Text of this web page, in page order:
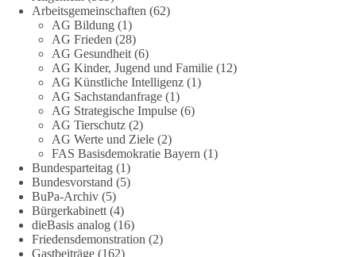
Quellen:https://apollo-news.net/geheimplan-energiekrise-
bundesnetzagentur-bereitet-sich-auf-strommangel-ueber-
mehrere-tage-bis-wochen-vor/
https://www.merkur.de/deutschland/der-geheimplan-gegen-
stromausfalle-der-bundesnetzagentur-zr-94423201.html?
utm_source=chatgpt.com
🟩🟩🟦🟦🟥🟥🟧🟧
Wieder ein Beispiel dafür, warum wir 1 Milliarde für freie
Medien fordern sollten: 👉 Jetzt Petition unterzeichnen
#dieBasis #Energie #Versorgungssicherheit
#Technologieoffen #Resilienz
Arbeitsgemeinschaften (62)
AG Bildung (1)
AG Frieden (28)
AG Gesundheit(6)
AG Kinder, Jugend und Familie (12)
AG Künstliche Intelligenz (1)
AG Sachstandanfrage (1)
AG Strategische Impulse (6)
AG Tierschutz (2)
AG Werte und Ziele (2)
FAS Basisdemokratie Bayern (1)
Bundesparteitag (1)
Bundesvorstand (5)
BuPa-Archiv (5)
Bürgerkabinett(4)
dieBasis analog (16)
Friedensdemonstration (2)
Gastbeiträge (162)